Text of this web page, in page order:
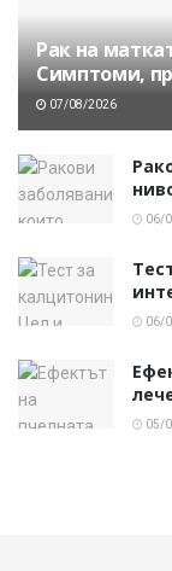
Рак на
Симптоми,
07/08/2026
06/
06/
05/